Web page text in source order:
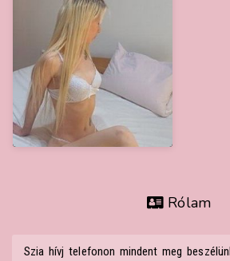
Rólam
Szia hívj telefonon mindent meg